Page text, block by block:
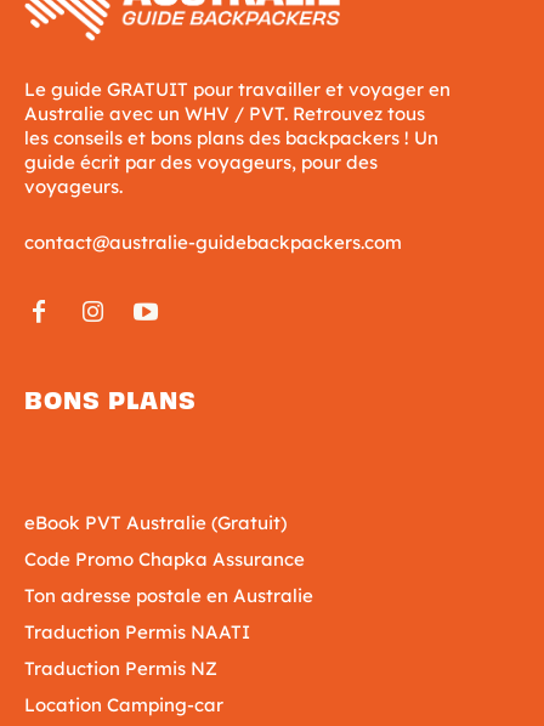
Le guide GRATUIT pour travailler et voyager en
Australie avec un WHV / PVT. Retrouvez tous
les conseils et bons plans des backpackers ! Un
guide écrit par des voyageurs, pour des
voyageurs.
contact@australie-guidebackpackers.com
BONS PLANS
eBook PVT Australie (Gratuit)
Code Promo Chapka Assurance
Ton adresse postale en Australie
Traduction Permis NAATI
Traduction Permis NZ
Location Camping-car